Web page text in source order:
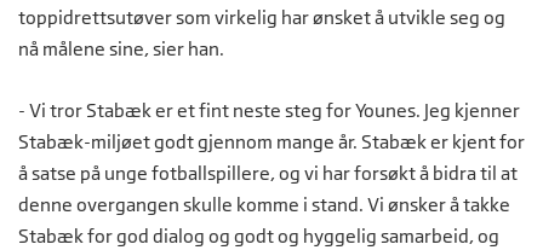
toppidrettsutøver som virkelig har ønsket å utvikle seg og
nå målene sine, sier han.
- Vi tror Stabæk er et fint neste steg for Younes. Jeg kjenner
Stabæk-miljøet godt gjennom mange år. Stabæk er kjent for
å satse på unge fotballspillere, og vi har forsøkt å bidra til at
denne overgangen skulle komme i stand. Vi ønsker å takke
Stabæk for god dialog og godt og hyggelig samarbeid, og